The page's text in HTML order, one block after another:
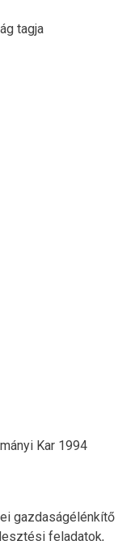
tagja
Kar 1994
gazdaságélénkítő
feladatok,